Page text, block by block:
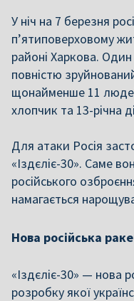
У ніч на 7 березня
п’ятиповерховому
районі Харкова. Один
повністю
щонайменше 11
хлопчик та 13-річна
Для атаки Росія
«Іздєліє-30». Саме
російського
намагається
Нова російська
«Іздєліє-30» — нова
розробку якої